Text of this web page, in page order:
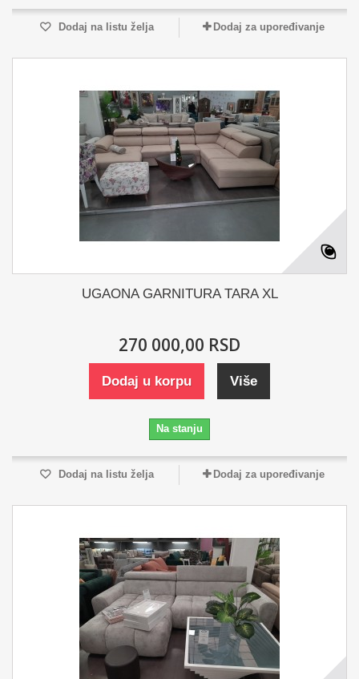
Dodaj na listu želja Dodaj za upoređivanje
UGAONA GARNITURA TARA XL
270 000,00 RSD
Dodaj u korpu Više
Na stanju
Dodaj na listu želja Dodaj za upoređivanje